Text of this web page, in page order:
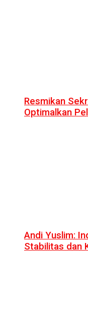
Resmikan
Optimalkan
Andi Yuslim:
Stabilitas dan